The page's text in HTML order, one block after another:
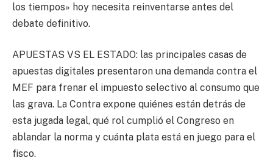
los tiempos» hoy necesita reinventarse antes del
debate definitivo.
APUESTAS VS EL ESTADO: las principales casas de
apuestas digitales presentaron una demanda contra el
MEF para frenar el impuesto selectivo al consumo que
las grava. La Contra expone quiénes están detrás de
esta jugada legal, qué rol cumplió el Congreso en
ablandar la norma y cuánta plata está en juego para el
fisco.